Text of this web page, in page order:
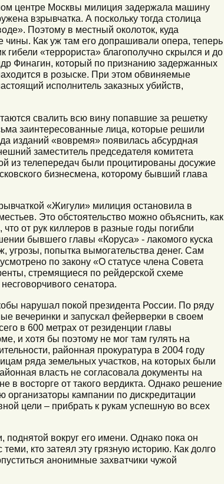
центре Москвы милиция задержала машину
взрывчатка. А поскольку тогда столица
Поэтому в местный околоток, куда
чины. Как уж там его допрашивали опера, теперь
гибели «террориста» благополучно скрылся и до
Финагин, который по признанию задержанных
в розыске. При этом обвиняемые
исполнитель заказных убийств,
свалить всю вину попавшие за решетку
заинтересованные лица, которые решили
изданий «вовремя» появилась абсурдная
заместитель председателя комитета
из телепередач были процитированы досужие
бизнесмена, которому бывший глава
«Жигули» милиция остановила в
Это обстоятельство можно объяснить, как
от рук киллеров в разные годы погибли
бывшего главы «Коруса» - лакомого куска
угрозы, попытка вымогательства денег. Сам
по закону «О статусе члена Совета
стремящиеся по рейдерской схеме
сенатора.
нарушал покой президента России. По ряду
вечеринки и запускал фейерверки в своем
в 600 метрах от резиденции главы
и хотя бы поэтому не мог там гулять на
районная прокуратура в 2004 году
ряда земельных участков, на которых были
власть не согласовала документы на
в восторге от такого вердикта. Однако решение
организаторы кампании по дискредитации
цели – прибрать к рукам успешную во всех
вокруг его имени. Однако пока он
кто затеял эту грязную историю. Как долго
анонимные захватчики чужой